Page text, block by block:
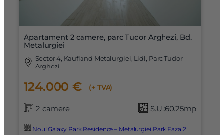
Apartament 2 camere, parc Tudor Arghezi, Bd.
Metalurgiei
Sector 4, Kaufland Metalurgiei, Lidl, Parc Tudor
Arghezi
124.000 € (+ TVA)
2 camere S.U.:60.25mp
Noul Galaxy Park Residence – Metalurgiei Park Faza 2